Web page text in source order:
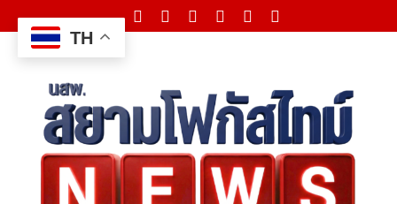
to
content
TH